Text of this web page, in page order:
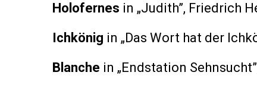
Holofernes in „Judith”, Friedrich
Ichkönig in „Das Wort hat der
Blanche in „Endstation Sehnsucht”